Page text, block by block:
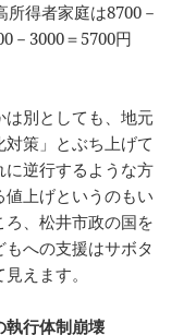
得者家庭は8700－
－3000＝5700円
別としても、地元
策」とぶち上げて
逆行するような方
上げというのもい
、松井市政の国を
への支援はサボタ
えます。
行体制崩壊